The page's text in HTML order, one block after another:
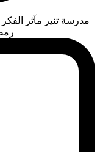
مدرسة تنير مآثر